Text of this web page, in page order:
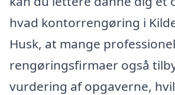
hvad kontorrengøring i
Husk, at mange
rengøringsfirmaer også
vurdering af opgaverne,